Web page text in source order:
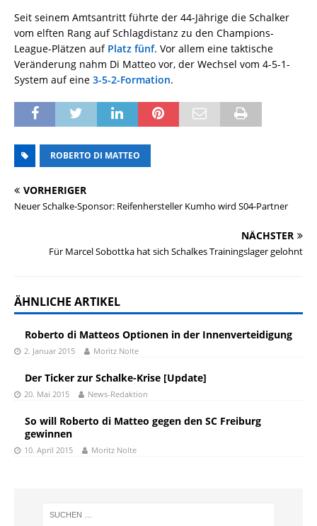
Seit seinem Amtsantritt führte der 44-Jährige die Schalker
vom elften Rang auf Schlagdistanz zu den Champions-
League-Plätzen auf Platz fünf. Vor allem eine taktische
Veränderung nahm Di Matteo vor, der Wechsel vom 4-5-1-
System auf eine 3-5-2-Formation.
ROBERTO DI MATTEO
VORHERIGER
Neuer Schalke-Sponsor: Reifenhersteller Kumho wird S04-Partner
NÄCHSTER
Für Marcel Sobottka hat sich Schalkes Trainingslager gelohnt
ÄHNLICHE ARTIKEL
Roberto di Matteos Optionen in der Innenverteidigung
2. Januar 2015 Moritz Nolte
Der Ticker zur Schalke-Krise [Update]
20. Mai 2015 News-Redaktion
So will Roberto di Matteo gegen den SC Freiburg
gewinnen
10. April 2015 Moritz Nolte